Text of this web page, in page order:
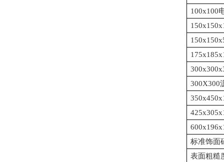
100x100
300X300
标准饰面
表面粗糙